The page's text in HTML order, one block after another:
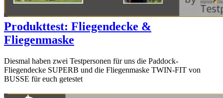
Produkttest: Fliegendecke &
Fliegenmaske
Diesmal haben zwei Testpersonen für uns die Paddock-
Fliegendecke SUPERB und die Fliegenmaske TWIN-FIT von
BUSSE für euch getestet